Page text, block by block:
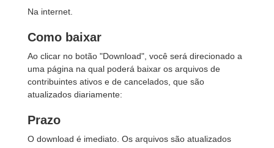
Na internet.
Como baixar
Ao clicar no botão "Download", você será direcionado a
uma página na qual poderá baixar os arquivos de
contribuintes ativos e de cancelados, que são
atualizados diariamente:
Prazo
O download é imediato. Os arquivos são atualizados